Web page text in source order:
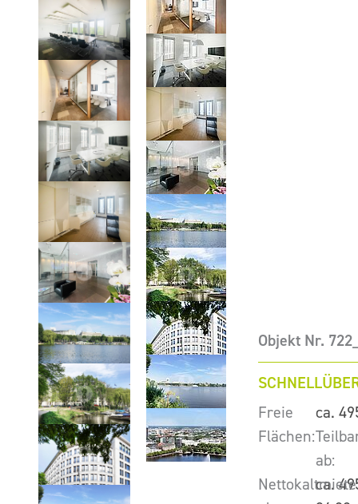
Objekt Nr.
Freie
Flächen:
ca.
ab:
ca.
Nettokaltmiete